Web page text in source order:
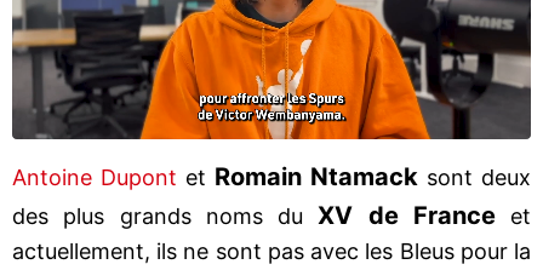
Antoine Dupont et Romain Ntamack sont deux
des plus grands noms duXV de Franceet
actuellement, ils ne sont pas avec les Bleus pour la